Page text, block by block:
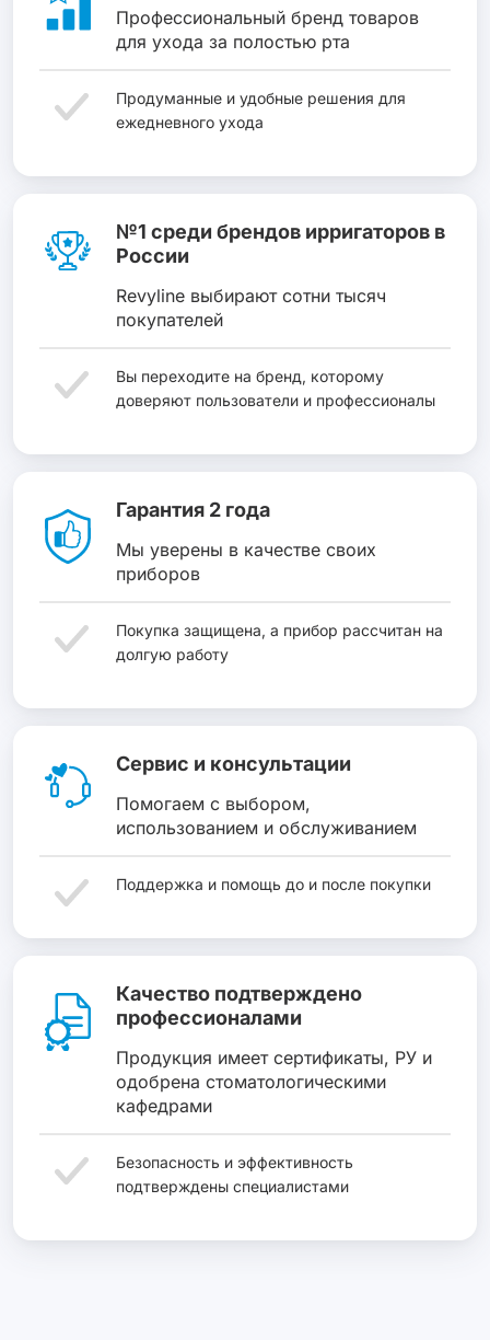
Профессиональный бренд товаров
для ухода за полостью рта
Продуманные и удобные решения для
ежедневного ухода
№1 среди брендов ирригаторов в
России
Revyline выбирают сотни тысяч
покупателей
Вы переходите на бренд, которому
доверяют пользователи и профессионалы
Гарантия 2 года
Мы уверены в качестве своих
приборов
Покупка защищена, а прибор рассчитан на
долгую работу
Сервис и консультации
Помогаем с выбором,
использованием и обслуживанием
Поддержка и помощь до и после покупки
Качество подтверждено
профессионалами
Продукция имеет сертификаты, РУ и
одобрена стоматологическими
кафедрами
Безопасность и эффективность
подтверждены специалистами